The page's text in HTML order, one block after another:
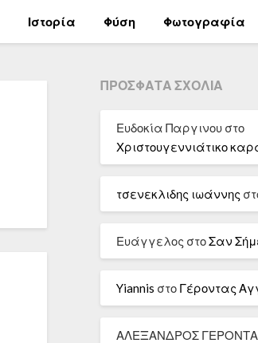
Ιστορία Φύση Φωτογραφία
ΠΡΌΣΦΑΤΑ ΣΧΌΛΙΑ
Ευδοκία Παργινουστο
Χριστουγεννιάτικο
τσενεκλιδης ιωάννης
Ευάγγελος στοΣαν
Yiannis στο Γέροντας
ΑΛΕΞΑΝΔΡΟΣ